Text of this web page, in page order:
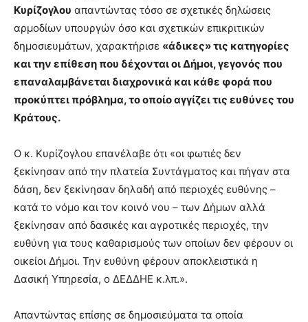
the
meaning
of
pain.
pornhun
hd
Κυρίζογλου απαντώντας τόσο σε σχετικές δηλώσεις
αρμοδίων υπουργών όσο και σχετικών επικριτικών
δημοσιευμάτων, χαρακτήρισε «άδικες» τις κατηγορίες
και την επίθεση που δέχονται οι Δήμοι, γεγονός που
επαναλαμβάνεται διαχρονικά και κάθε φορά που
προκύπτει πρόβλημα, το οποίο αγγίζει τις ευθύνες του
Κράτους.
Ο κ. Κυρίζογλου επανέλαβε ότι «οι φωτιές δεν
ξεκίνησαν από την πλατεία Συντάγματος και πήγαν στα
δάση, δεν ξεκίνησαν δηλαδή από περιοχές ευθύνης –
κατά το νόμο και τον κοινό νου – των Δήμων αλλά
ξεκίνησαν από δασικές και αγροτικές περιοχές, την
ευθύνη για τους καθαρισμούς των οποίων δεν φέρουν οι
οικείοι Δήμοι. Την ευθύνη φέρουν αποκλειστικά η
Δασική Υπηρεσία, ο ΔΕΔΔΗΕ κ.λπ.».
Απαντώντας επίσης σε δημοσιεύματα τα οποία